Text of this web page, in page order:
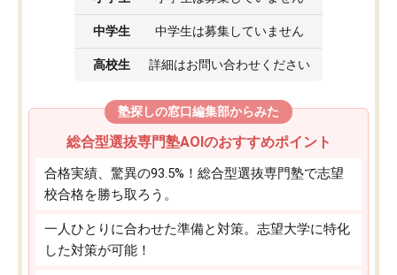
中学生 中学生は募集していません
高校生 詳細はお問い合わせください
塾探しの窓口編集部からみた
総合型選抜専門塾AOIのおすすめポイント
合格実績、驚異の93.5%！総合型選抜専門塾で志望
校合格を勝ち取ろう。
一人ひとりに合わせた準備と対策。志望大学に特化
した対策が可能！